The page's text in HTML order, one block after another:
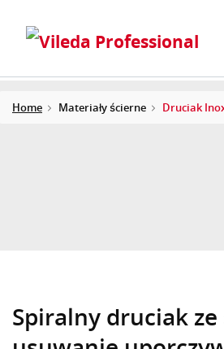
Home Materiały ścierne Druciak
Spiralny druciak